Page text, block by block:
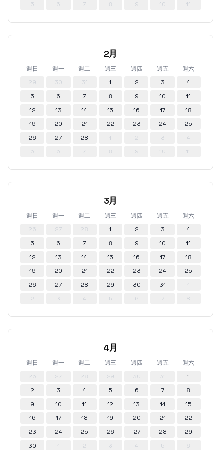
5
6 7 8 9 10 11
2月
週日 週一 週二 週三 週四 週五
週六
29
30 31 1 2 3
4
5
6 7 8 9 10
11
12
13 14 15 16 17
18
19
20 21 22 23 24
25
26
27 28 1 2 3
4
5
6 7 8 9 10 11
3月
週日 週一 週二 週三 週四 週五
週六
26
27 28 1 2 3
4
5
6 7 8 9 10
11
12
13 14 15 16 17
18
19
20 21 22 23 24
25
26
27 28 29 30 31
1
2
3 4 5 6 7 8
4月
週日 週一 週二 週三 週四 週五
週六
26
27 28 29 30 31
1
2
3 4 5 6 7
8
9
10 11 12 13 14
15
16
17 18 19 20 21
22
23
24 25 26 27 28
29
30
1 2 3 4 5 6